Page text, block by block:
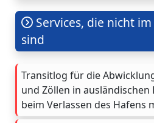
Services, die nicht
sind
Transitlog für die
und Zöllen in
beim Verlassen des Hafens